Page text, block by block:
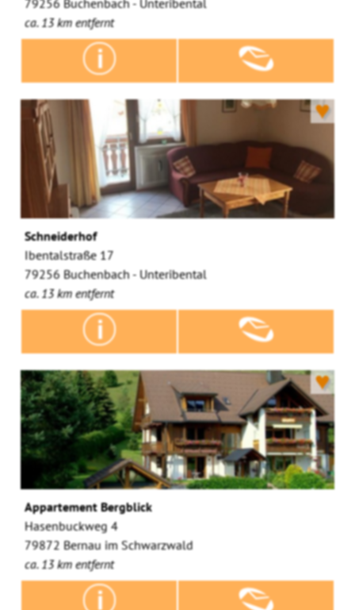
ca. 13 km entfernt
♥
Schneiderhof
Ibentalstraße 17
79256 Buchenbach - Unteribental
ca. 13 km entfernt
♥
Appartement Bergblick
Hasenbuckweg 4
79872 Bernau im Schwarzwald
ca. 13 km entfernt